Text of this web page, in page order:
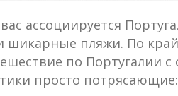
ассоциируется
шикарные пляжи. По
по Португалии с
просто потрясающие: